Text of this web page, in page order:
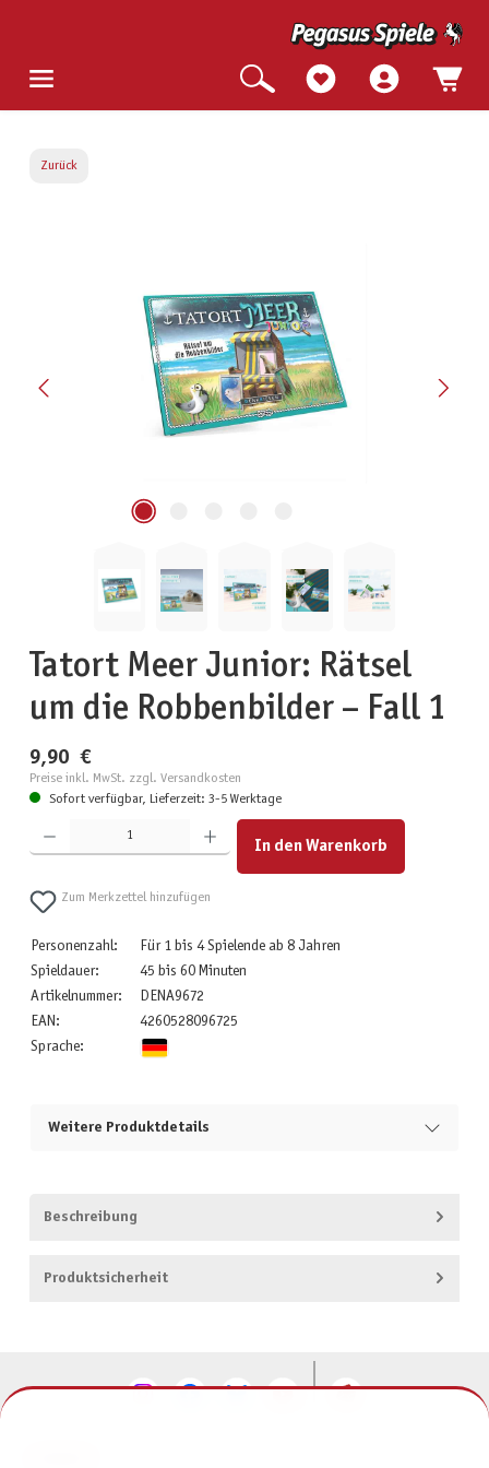
Zurück
Tatort Meer Junior: Rätsel
um die Robbenbilder – Fall 1
9,90 €
Preise inkl. MwSt. zzgl. Versandkosten
Sofort verfügbar, Lieferzeit: 3-5 Werktage
Produkt Anzahl: Gib den gewünschten Wert ein oder benutze die Schaltflächen um die Anzahl zu
In den Warenkorb
Zum Merkzettel hinzufügen
Personenzahl:
Für 1 bis 4 Spielende ab 8 Jahren
Spieldauer:
45 bis 60 Minuten
Artikelnummer:
DENA9672
EAN:
4260528096725
Sprache:
Weitere Produktdetails
Beschreibung
Produktsicherheit